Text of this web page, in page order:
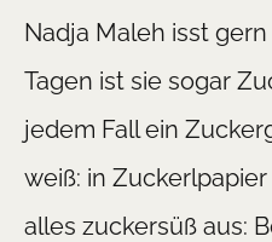
Nadja Maleh isst
Tagen ist sie sogar
jedem Fall ein
weiß: in
alles zuckersüß aus: